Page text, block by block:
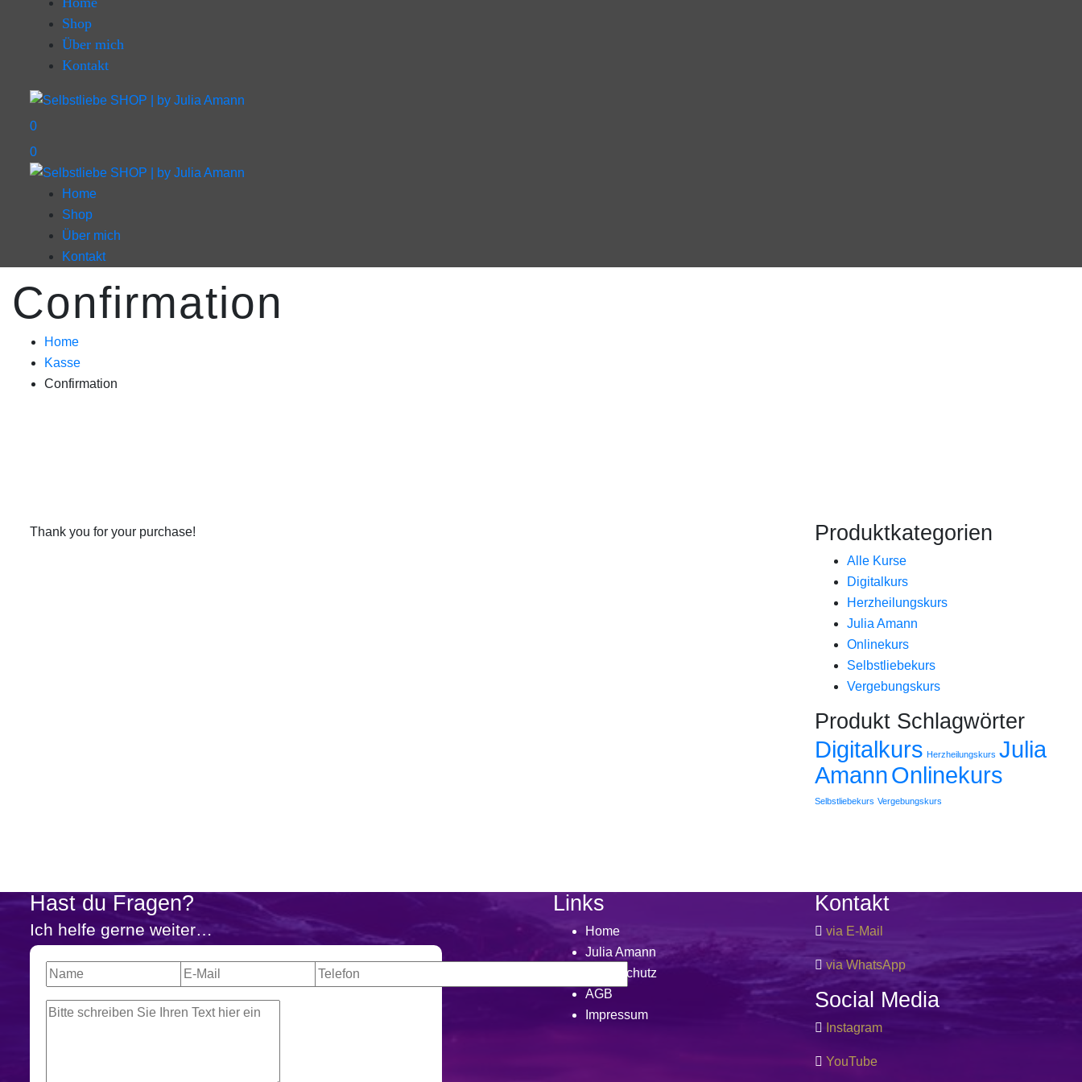
Shop
Über mich
Kontakt
0
0
Home
Shop
Über mich
Kontakt
Confirmation
Home
Kasse
Confirmation
Thank you for your purchase! Produktkategorien
Alle Kurse
Digitalkurs
Herzheilungskurs
Julia Amann
Onlinekurs
Selbstliebekurs
Vergebungskurs
Produkt Schlagwörter
Digitalkurs Herzheilungskurs Julia
AmannOnlinekurs
Selbstliebekurs Vergebungskurs
Hast du Fragen?
Ich helfe gerne weiter…
Links
Home
Julia Amann
Datenschutz
AGB
Impressum
Kontakt
via E-Mail
via WhatsApp
Social Media
Instagram
YouTube